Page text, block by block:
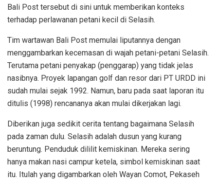
Bali Post tersebut di sini untuk memberikan konteks
terhadap perlawanan petani kecil di Selasih.
Tim wartawan Bali Post memulai liputannya dengan
menggambarkan kecemasan di wajah petani-petani Selasih.
Terutama petani penyakap (penggarap) yang tidak jelas
nasibnya. Proyek lapangan golf dan resor dari PT URDD ini
sudah mulai sejak 1992. Namun, baru pada saat laporan itu
ditulis (1998) rencananya akan mulai dikerjakan lagi.
Diberikan juga sedikit cerita tentang bagaimana Selasih
pada zaman dulu. Selasih adalah dusun yang kurang
beruntung. Penduduk dililit kemiskinan. Mereka sering
hanya makan nasi campur ketela, simbol kemiskinan saat
itu. Itulah yang digambarkan oleh Wayan Comot, Pekaseh